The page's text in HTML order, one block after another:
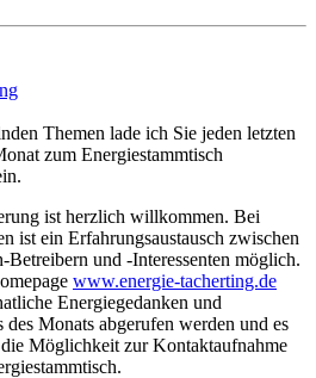
Themen lade ich Sie jeden letzten
zum Energiestammtisch
ist herzlich willkommen. Bei
ist ein Erfahrungsaustausch zwischen
Betreibern und -Interessenten möglich.
www.energie-tacherting.de
Energiegedanken und
des Monats abgerufen werden und es
Möglichkeit zur Kontaktaufnahme